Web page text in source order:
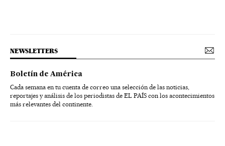
NEWSLETTERS
Boletín de América
Cada semana en tu cuenta de correo una selección de las noticias,
reportajes y análisis de los periodistas de EL PAÍS con los acontecimientos
más relevantes del continente.